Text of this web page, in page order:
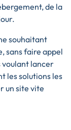
de la
souhaitant
sans faire appel
voulant lancer
les solutions les
un site vite